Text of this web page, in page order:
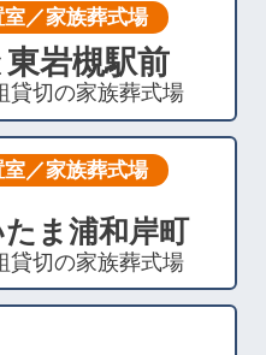
室／家族葬式場
東岩槻駅前
貸切の家族葬式場
室／家族葬式場
たま浦和岸町
貸切の家族葬式場